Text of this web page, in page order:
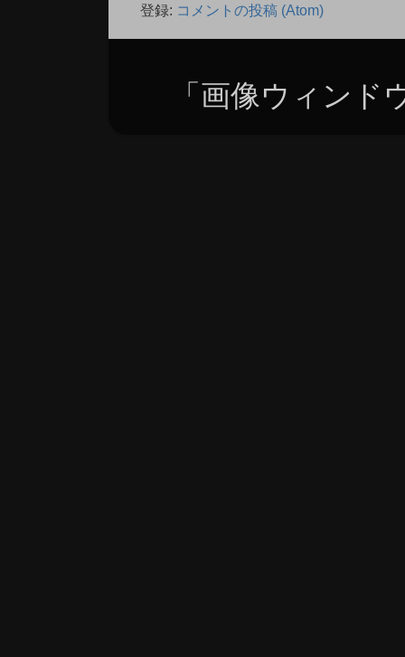
登録: コメントの投稿 (Atom)
「画像ウィン